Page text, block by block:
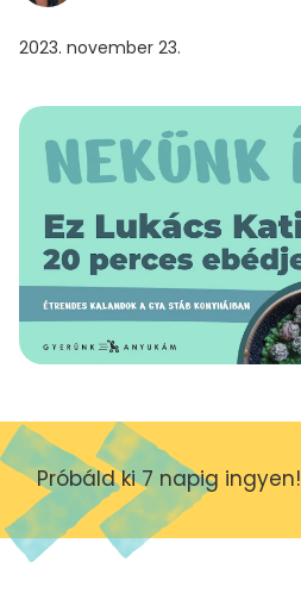
2023. november 23.
Próbáld ki 7 napig ingyen!